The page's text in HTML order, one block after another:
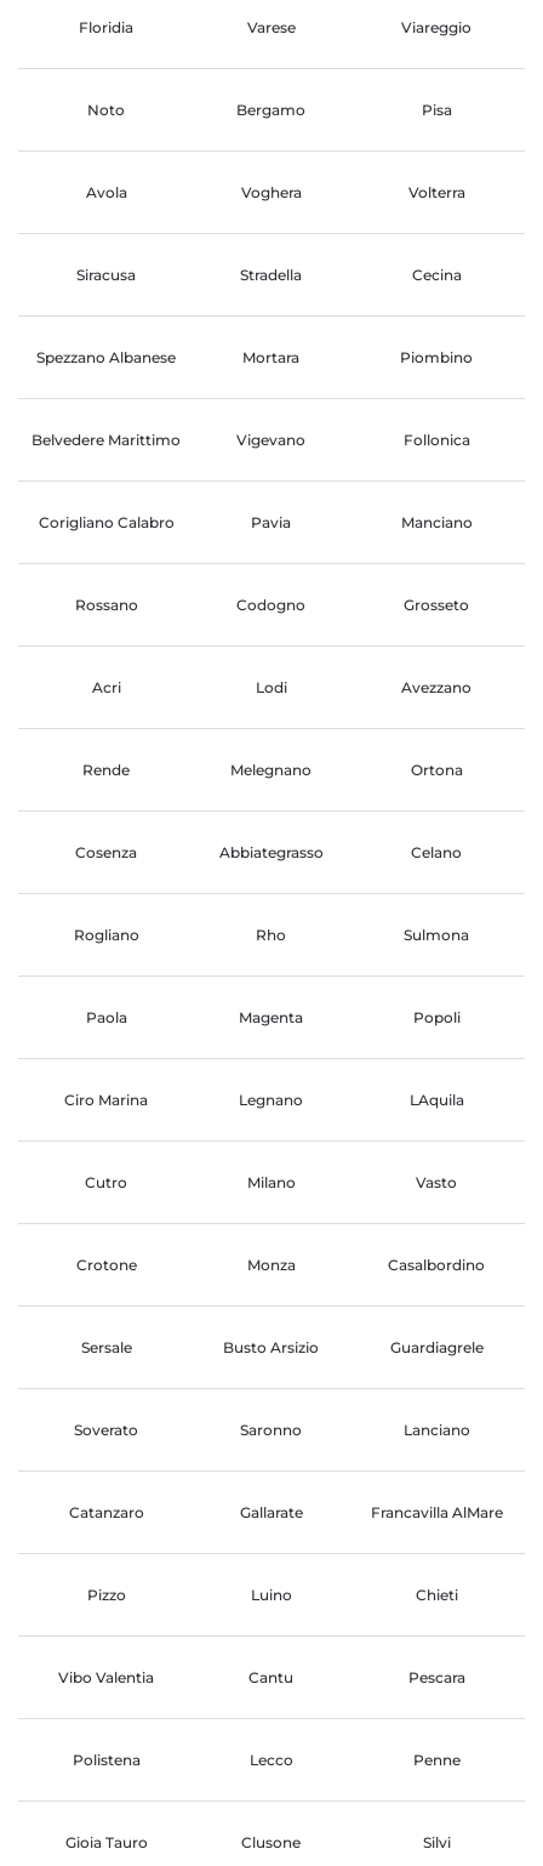
Floridia Varese Viareggio
Noto Bergamo Pisa
Avola Voghera Volterra
Siracusa Stradella Cecina
Spezzano Albanese Mortara Piombino
Belvedere Marittimo Vigevano Follonica
Corigliano Calabro Pavia Manciano
Rossano Codogno Grosseto
Acri Lodi Avezzano
Rende Melegnano Ortona
Cosenza Abbiategrasso Celano
Rogliano Rho Sulmona
Paola Magenta Popoli
Ciro Marina Legnano LAquila
Cutro Milano Vasto
Crotone Monza Casalbordino
Sersale Busto Arsizio Guardiagrele
Soverato Saronno Lanciano
Catanzaro Gallarate Francavilla AlMare
Pizzo Luino Chieti
Vibo Valentia Cantu Pescara
Polistena Lecco Penne
Gioia Tauro Clusone Silvi